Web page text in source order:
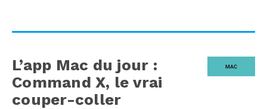
MAC
L’app Mac du jour :
Command X, le vrai
couper-coller